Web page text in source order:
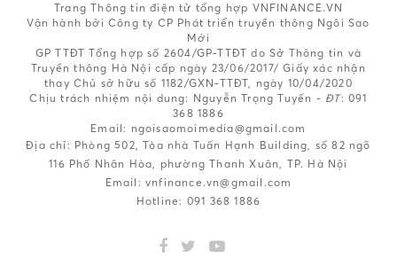
Trang Thông tin điện tử tổng hợp VNFINANCE.VN
Vận hành bởi Công ty CP Phát triển truyền thông Ngôi Sao
Mới
GP TTĐT Tổng hợp số 2604/GP-TTĐT do Sở Thông tin và
Truyền thông Hà Nội cấp ngày 23/06/2017/ Giấy xác nhận
thay Chủ sở hữu số 1182/GXN-TTĐT, ngày 10/04/2020
Chịu trách nhiệm nội dung: Nguyễn Trọng Tuyến - ĐT: 091
368 1886
Email: ngoisaomoimedia@gmail.com
Địa chỉ: Phòng 502, Tòa nhà Tuấn Hạnh Building, số 82 ngõ
116 Phố Nhân Hòa, phường Thanh Xuân, TP. Hà Nội
Email: vnfinance.vn@gmail.com
Hotline: 091 368 1886